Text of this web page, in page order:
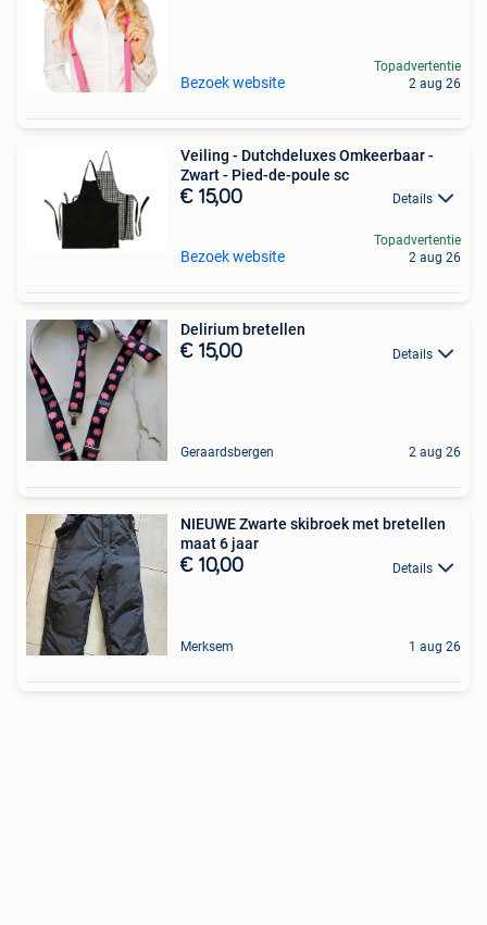
Bezoek website
Topadvertentie
2 aug 26
Veiling - Dutchdeluxes Omkeerbaar -
Zwart - Pied-de-poule sc
€ 15,00 Details
Bezoek website
Topadvertentie
2 aug 26
Delirium bretellen
€ 15,00 Details
Geraardsbergen 2 aug 26
NIEUWE Zwarte skibroek met bretellen
maat 6 jaar
€ 10,00 Details
Merksem 1 aug 26